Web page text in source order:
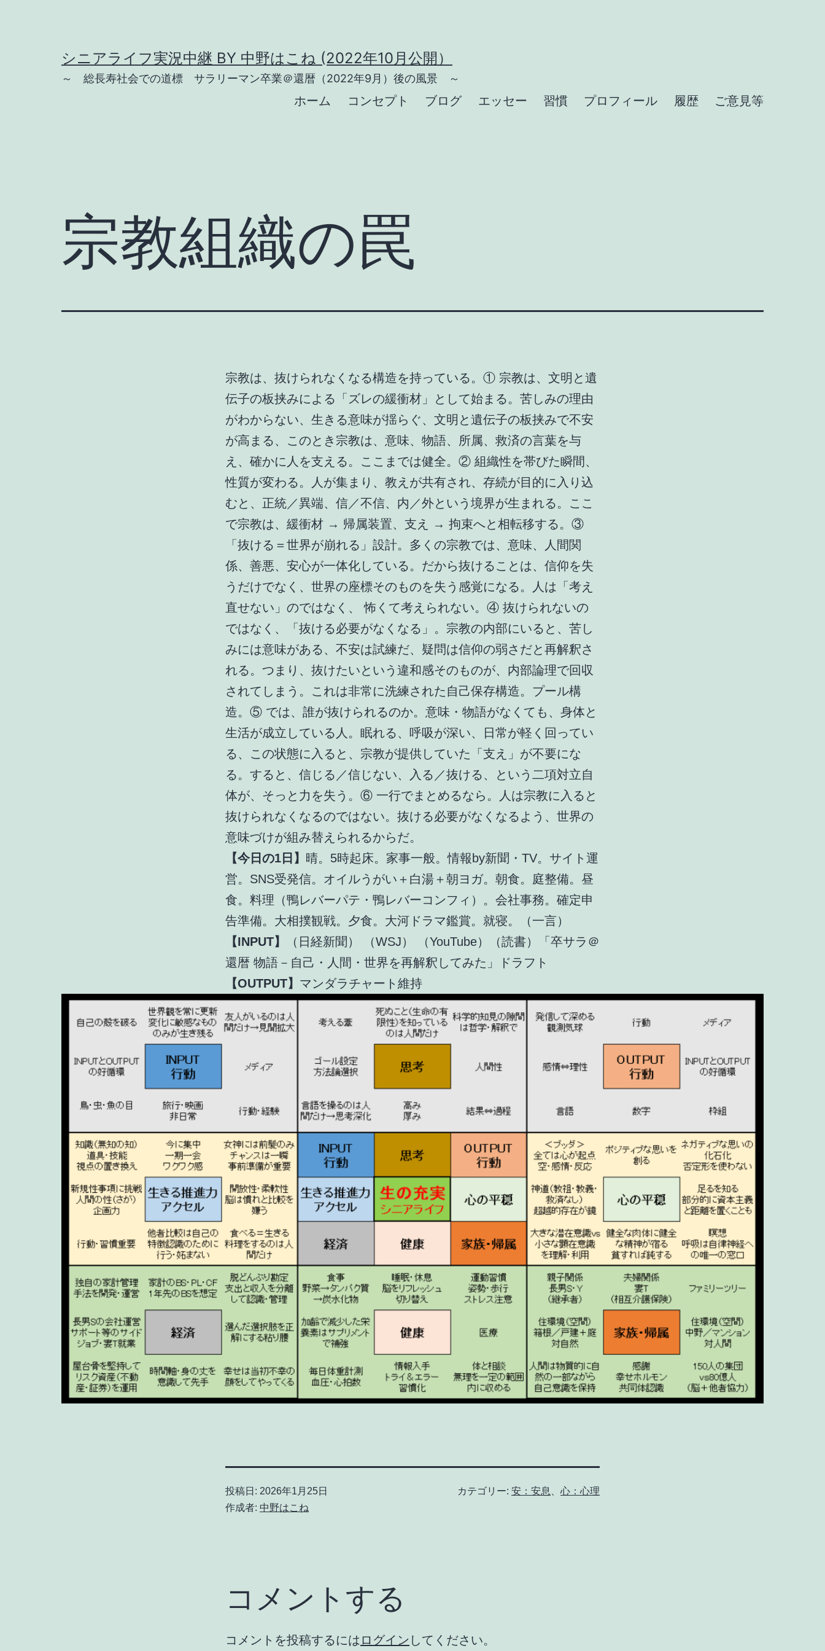
シニアライフ実況中継 BY 中野はこね (2022年10月公開）
～ 総長寿社会での道標 サラリーマン卒業＠還暦（2022年9月）後の風景 ～
ホーム コンセプト ブログ エッセー 習慣 プロフィール 履歴 ご意見等
宗教組織の罠
宗教は、抜けられなくなる構造を持っている。① 宗教は、文明と遺
伝子の板挟みによる「ズレの緩衝材」として始まる。苦しみの理由
がわからない、生きる意味が揺らぐ、文明と遺伝子の板挟みで不安
が高まる、このとき宗教は、意味、物語、所属、救済の言葉を与
え、確かに人を支える。ここまでは健全。② 組織性を帯びた瞬間、
性質が変わる。人が集まり、教えが共有され、存続が目的に入り込
むと、正統／異端、信／不信、内／外という境界が生まれる。ここ
で宗教は、緩衝材 → 帰属装置、支え → 拘束へと相転移する。③
「抜ける＝世界が崩れる」設計。多くの宗教では、意味、人間関
係、善悪、安心が一体化している。だから抜けることは、信仰を失
うだけでなく、世界の座標そのものを失う感覚になる。人は「考え
直せない」のではなく、 怖くて考えられない。④ 抜けられないの
ではなく、「抜ける必要がなくなる」。宗教の内部にいると、苦し
みには意味がある、不安は試練だ、疑問は信仰の弱さだと再解釈さ
れる。つまり、抜けたいという違和感そのものが、内部論理で回収
されてしまう。これは非常に洗練された自己保存構造。プール構
造。⑤ では、誰が抜けられるのか。意味・物語がなくても、身体と
生活が成立している人。眠れる、呼吸が深い、日常が軽く回ってい
る、この状態に入ると、宗教が提供していた「支え」が不要にな
る。すると、信じる／信じない、入る／抜ける、という二項対立自
体が、そっと力を失う。⑥ 一行でまとめるなら。人は宗教に入ると
抜けられなくなるのではない。抜ける必要がなくなるよう、世界の
意味づけが組み替えられるからだ。
【今日の1日】 晴。5時起床。家事一般。情報by新聞・TV。サイト運
営。SNS受発信。オイルうがい＋白湯＋朝ヨガ。朝食。庭整備。昼
食。料理（鴨レバーパテ・鴨レバーコンフィ）。会社事務。確定申
告準備。大相撲観戦。夕食。大河ドラマ鑑賞。就寝。（一言）
【INPUT】
（日経新聞） （WSJ） （YouTube）（読書）「卒サラ＠
還暦 物語－自己・人間・世界を再解釈してみた」ドラフト
【OUTPUT】 マンダラチャート維持
投稿日: 2026年1月25日
作成者: 中野はこね
カテゴリー: 安：安息 心：心理
コメントする
コメントを投稿するには ログイン してください。